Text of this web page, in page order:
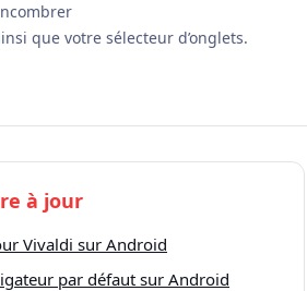
que votre sélecteur d’onglets.
à jour
Vivaldi sur Android
par défaut sur Android